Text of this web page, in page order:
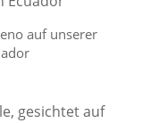
auf unserer